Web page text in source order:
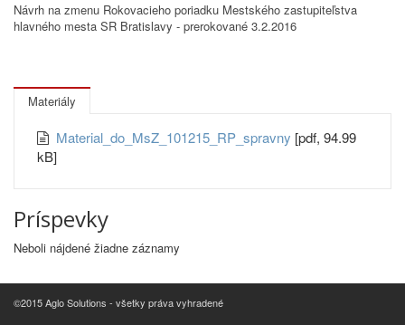
Návrh na zmenu Rokovacieho poriadku Mestského zastupiteľstva
hlavného mesta SR Bratislavy - prerokované 3.2.2016
Materiály
Material_do_MsZ_101215_RP_spravny [pdf, 94.99
kB]
Príspevky
Neboli nájdené žiadne záznamy
©2015 Aglo Solutions - všetky práva vyhradené